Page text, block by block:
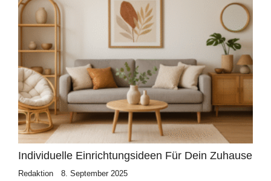
Individuelle Einrichtungsideen Für Dein Zuhause
Redaktion 8. September 2025